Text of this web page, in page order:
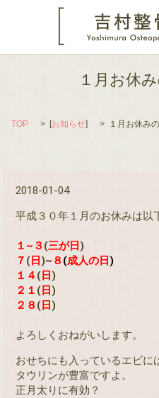
１月お休
TOP [お知らせ] １月お休み
2018-01-04
平成３０年１月のお休みは以
１~３ (三が日 )
７ ( 日)~ ８ (成人の日)
１４( 日 )
２１ ( 日 )
２８ ( 日 )
よろしくおねがいします。
おせちにも入っているエビに
タウリンが豊富ですよ。
正月太りに有効？